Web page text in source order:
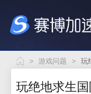
> 游戏问题 >
玩绝地求生